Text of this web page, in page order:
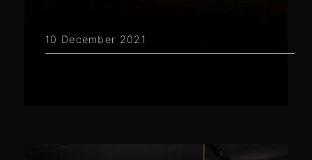
10 December 2021